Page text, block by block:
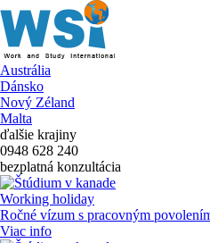
Austrália
Dánsko
Nový Zéland
Malta
ďalšie krajiny
0948 628 240
bezplatná konzultácia
Working holiday
Ročné vízum s pracovným
Viac info